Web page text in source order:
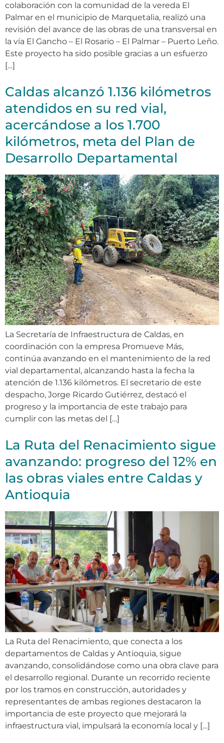
colaboración con la comunidad de la vereda El
Palmar en el municipio de Marquetalia, realizó una
revisión del avance de las obras de una transversal en
la vía El Gancho – El Rosario – El Palmar – Puerto Leño.
Este proyecto ha sido posible gracias a un esfuerzo
[…]
Caldas alcanzó 1.136 kilómetros
atendidos en su red vial,
acercándose a los 1.700
kilómetros, meta del Plan de
Desarrollo Departamental
La Secretaría de Infraestructura de Caldas, en
coordinación con la empresa Promueve Más,
continúa avanzando en el mantenimiento de la red
vial departamental, alcanzando hasta la fecha la
atención de 1.136 kilómetros. El secretario de este
despacho, Jorge Ricardo Gutiérrez, destacó el
progreso y la importancia de este trabajo para
cumplir con las metas del […]
La Ruta del Renacimiento sigue
avanzando: progreso del 12% en
las obras viales entre Caldas y
Antioquia
La Ruta del Renacimiento, que conecta a los
departamentos de Caldas y Antioquia, sigue
avanzando, consolidándose como una obra clave para
el desarrollo regional. Durante un recorrido reciente
por los tramos en construcción, autoridades y
representantes de ambas regiones destacaron la
importancia de este proyecto que mejorará la
infraestructura vial, impulsará la economía local y […]